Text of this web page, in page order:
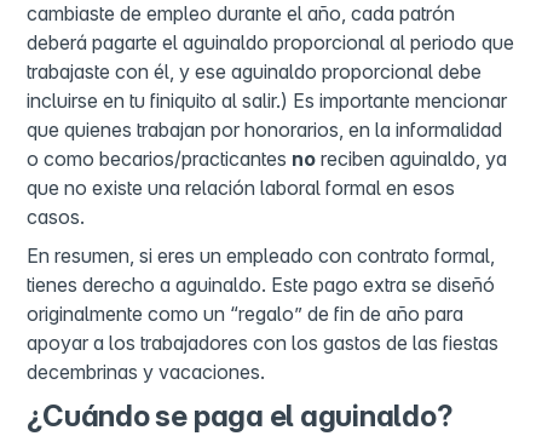
cambiaste de empleo durante el año, cada patrón
deberá pagarte el aguinaldo proporcional al periodo que
trabajaste con él, y ese aguinaldo proporcional debe
incluirse en tu finiquito al salir.) Es importante mencionar
que quienes trabajan por honorarios, en la informalidad
o como becarios/practicantes no reciben aguinaldo, ya
que no existe una relación laboral formal en esos
casos.
En resumen, si eres un empleado con contrato formal,
tienes derecho a aguinaldo. Este pago extra se diseñó
originalmente como un “regalo” de fin de año para
apoyar a los trabajadores con los gastos de las fiestas
decembrinas y vacaciones.
¿Cuándo se paga el aguinaldo?